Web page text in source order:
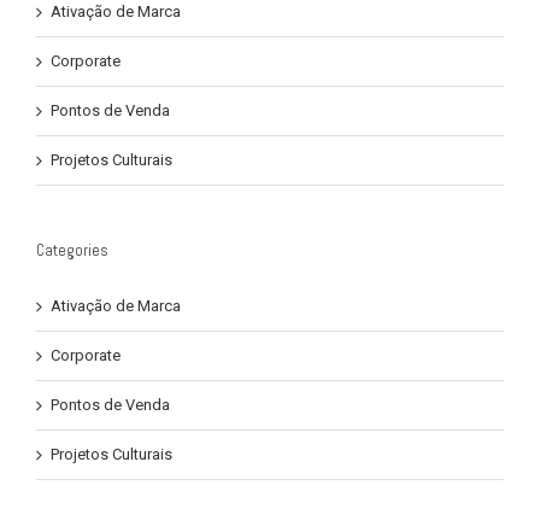
Ativação de Marca
Corporate
Pontos de Venda
Projetos Culturais
Categories
Ativação de Marca
Corporate
Pontos de Venda
Projetos Culturais